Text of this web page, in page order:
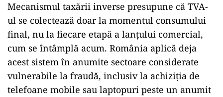
Mecanismul taxării inverse presupune că TVA-
ul se colectează doar la momentul consumului
final, nu la fiecare etapă a lanțului comercial,
cum se întâmplă acum. România aplică deja
acest sistem în anumite sectoare considerate
vulnerabile la fraudă, inclusiv la achiziția de
telefoane mobile sau laptopuri peste un anumit